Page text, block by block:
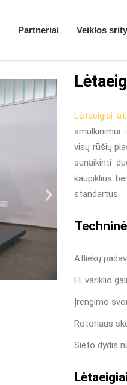
Partneriai Veiklos
Lėtaeigiai
smulkinimui
visų rūšių
sunaikinti
kaupiklius
standartus.
Atliekų
El. variklio
Įrengimo
Rotoriaus
Sieto dydis